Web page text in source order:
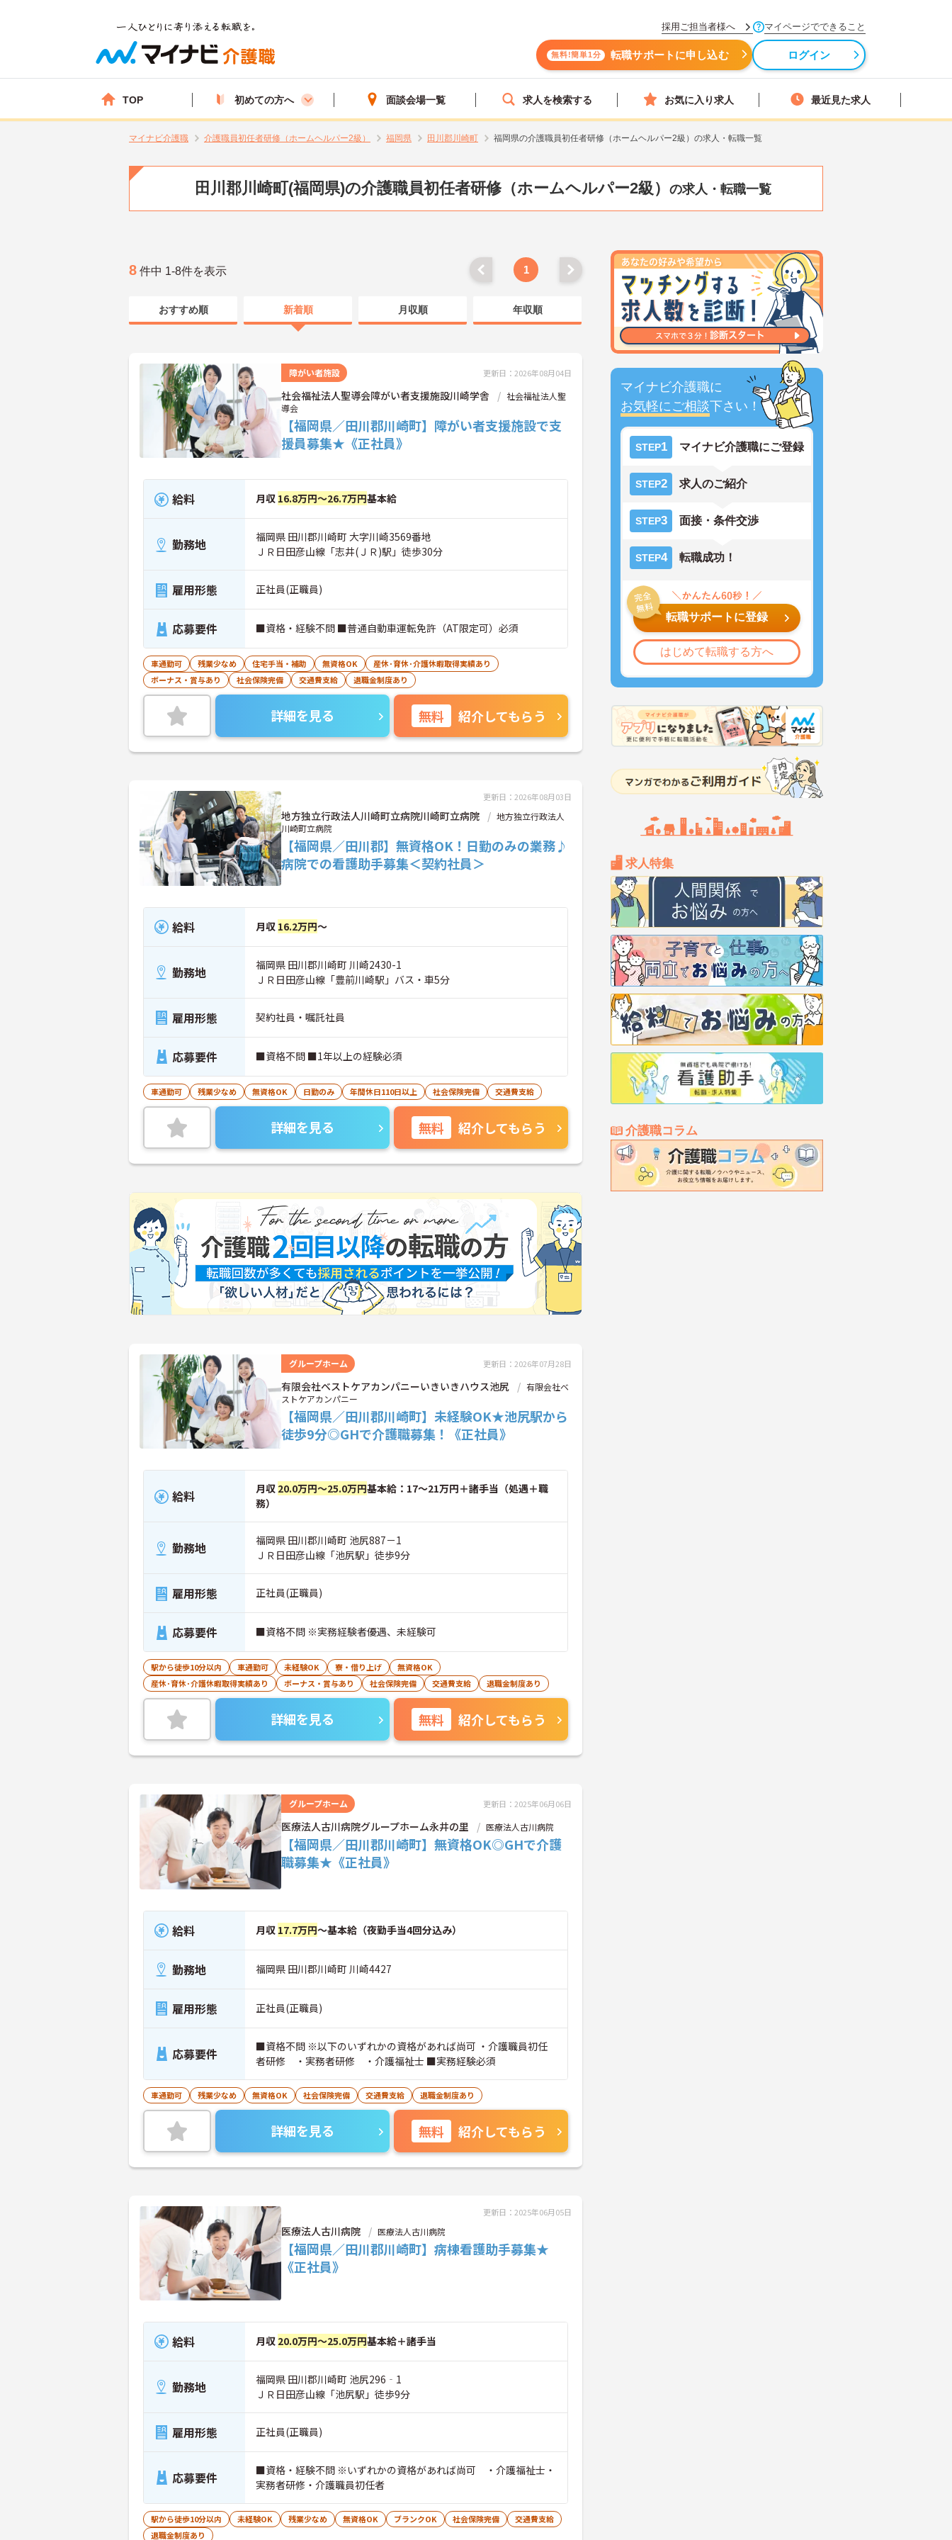
採用ご担当者様へ マイページでできること
無料!簡単1分 転職サポートに申し込む ログイン
TOP 初めての方へ 面談会場一覧 求人を検索する お気に入り求人 最近見た求人
マイナビ介護職 介護職員初任者研修（ホームヘルパー2級） 福岡県 田川郡川崎町 福岡県の介護職員初任者研修（ホームヘルパー2級）の求人・転職一覧
田川郡川崎町(福岡県)の介護職員初任者研修（ホームヘルパー2級） の求人・転職一覧
マイナビ介護職に
お気軽にご相談下さい！
STEP1 マイナビ介護職にご登録
STEP2 求人のご紹介
STEP3 面接・条件交渉
STEP4 転職成功！
転職サポートに登録
はじめて転職する方へ
求人特集
介護職コラム
8 件中 1-8件を表示 1
おすすめ順 新着順 月収順 年収順
障がい者施設 更新日：2026年08月04日
社会福祉法人聖導会障がい者支援施設川崎学舎
社会福祉法人聖
導会
【福岡県／田川郡川崎町】障がい者支援施設で支
援員募集★《正社員》
給料 月収 16.8万円～26.7万円基本給
勤務地
福岡県 田川郡川崎町 大字川崎3569番地
ＪＲ日田彦山線「志井(ＪＲ)駅」徒歩30分
雇用形態 正社員(正職員)
応募要件 ■資格・経験不問 ■普通自動車運転免許（AT限定可）必須
車通勤可 残業少なめ 住宅手当・補助 無資格OK
産休･育休･介護休暇取得実績あり
ボーナス・賞与あり
社会保険完備 交通費支給 退職金制度あり
詳細を見る 無料 紹介してもらう
更新日：2026年08月03日
地方独立行政法人川崎町立病院川崎町立病院
地方独立行政法人
川崎町立病院
【福岡県／田川郡】無資格OK！日勤のみの業務♪
病院での看護助手募集＜契約社員＞
給料 月収 16.2万円～
勤務地
福岡県 田川郡川崎町 川崎2430-1
ＪＲ日田彦山線「豊前川崎駅」バス・車5分
雇用形態 契約社員・嘱託社員
応募要件 ■資格不問 ■1年以上の経験必須
車通勤可 残業少なめ 無資格OK 日勤のみ 年間休日110日以上 社会保険完備 交通費支給
詳細を見る 無料 紹介してもらう
グループホーム 更新日：2026年07月28日
有限会社ベストケアカンパニーいきいきハウス池尻
有限会社ベ
ストケアカンパニー
【福岡県／田川郡川崎町】未経験OK★池尻駅から
徒歩9分◎GHで介護職募集！《正社員》
給料 月収 20.0万円～25.0万円基本給：17～21万円＋諸手当（処遇＋職
務）
勤務地
福岡県 田川郡川崎町 池尻887－1
ＪＲ日田彦山線「池尻駅」徒歩9分
雇用形態 正社員(正職員)
応募要件 ■資格不問 ※実務経験者優遇、未経験可
駅から徒歩10分以内 車通勤可 未経験OK 寮・借り上げ
無資格OK
産休･育休･介護休暇取得実績あり
ボーナス・賞与あり 社会保険完備 交通費支給 退職金制度あり
詳細を見る 無料 紹介してもらう
グループホーム 更新日：2025年06月06日
医療法人古川病院グループホーム永井の里 医療法人古川病院
【福岡県／田川郡川崎町】無資格OK◎GHで介護
職募集★《正社員》
給料 月収 17.7万円～基本給（夜勤手当4回分込み）
勤務地 福岡県 田川郡川崎町 川崎4427
雇用形態 正社員(正職員)
応募要件
■資格不問 ※以下のいずれかの資格があれば尚可 ・介護職員初任
者研修 ・実務者研修 ・介護福祉士 ■実務経験必須
車通勤可 残業少なめ 無資格OK 社会保険完備 交通費支給 退職金制度あり
詳細を見る 無料 紹介してもらう
更新日：2025年06月05日
医療法人古川病院 医療法人古川病院
【福岡県／田川郡川崎町】病棟看護助手募集★
《正社員》
給料 月収 20.0万円～25.0万円基本給＋諸手当
勤務地
福岡県 田川郡川崎町 池尻296‐1
ＪＲ日田彦山線「池尻駅」徒歩9分
雇用形態 正社員(正職員)
応募要件
■資格・経験不問 ※いずれかの資格があれば尚可 ・介護福祉士・
実務者研修・介護職員初任者
駅から徒歩10分以内 未経験OK 残業少なめ 無資格OK ブランクOK 社会保険完備
交通費支給
退職金制度あり